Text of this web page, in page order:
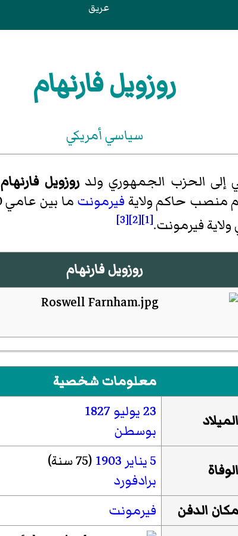
عريق
روزويل فارنهام
سياسي أمريكي
إلى الحزب الجمهوري ولدروزويل فارنهام23
منصب حاكم ولاية فيرمونت
[1]
[2]
[3]
روزويل فارنهام
معلومات شخصية
الميلاد
23 يوليو
1827
بوسطن
الوفاة
5 يناير 1903 (75 سنة)
برادفورد
مكان الدفن
فيرمونت